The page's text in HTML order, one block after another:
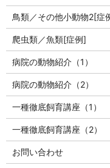
鳥類／その他小動物2[症
爬虫類／魚類[症例]
病院の動物紹介（1）
病院の動物紹介（2）
一種徹底飼育講座（1）
一種徹底飼育講座（2）
お問い合わせ